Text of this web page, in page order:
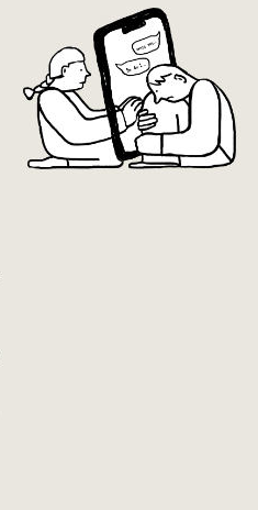
vida. Ela me
encontrou num
estado misto de
depressão e
agitação com
pensamentos